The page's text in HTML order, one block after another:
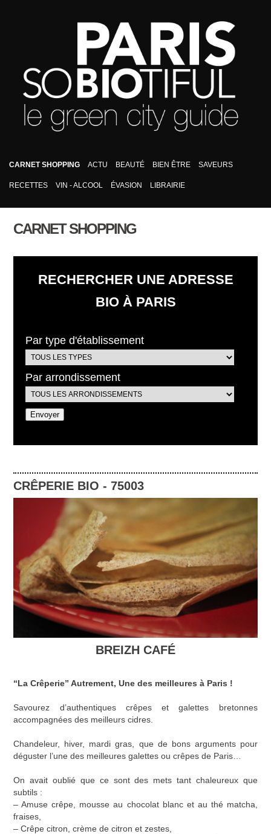
CARNET SHOPPING ACTU BEAUTÉ BIEN ÊTRE SAVEURS
RECETTES VIN - ALCOOL ÉVASION LIBRAIRIE
CARNET SHOPPING
RECHERCHER UNE ADRESSE
BIO À PARIS
Par type d'établissement
Par arrondissement
CRÊPERIE BIO -75003
BREIZH CAFÉ
“La Crêperie” Autrement, Une des meilleures à Paris !
Savourez d’authentiques crêpes et galettes bretonnes
accompagnées des meilleurs cidres.
Chandeleur, hiver, mardi gras, que de bons arguments pour
déguster l’une des meilleures galettes ou crêpes de Paris…
On avait oublié que ce sont des mets tant chaleureux que
subtils :
– Amuse crêpe, mousse au chocolat blanc et au thé matcha,
fraises,
– Crêpe citron, crème de citron et zestes,